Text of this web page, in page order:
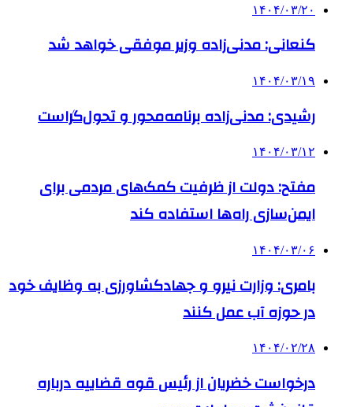
۱۴۰۴/۰۳/۲۰
کنعانی: مدنی‌زاده وزیر موفقی خواهد شد
۱۴۰۴/۰۳/۱۹
رشیدی: مدنی‌زاده برنامه‌محور و تحول‌گراست
۱۴۰۴/۰۳/۱۲
مفتح: دولت از ظرفیت کمک‌های مردمی برای
ایمن‌سازی راه‌ها استفاده کند
۱۴۰۴/۰۳/۰۶
بامری:‌ وزارت نیرو و جهادکشاورزی به وظایف خود
در حوزه آب عمل کنند
۱۴۰۴/۰۲/۲۸
درخواست خضریان از رئیس قوه قضاییه درباره